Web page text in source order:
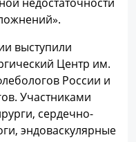
выступили
Центр им.
России и
Участниками
сердечно-
эндоваскулярные